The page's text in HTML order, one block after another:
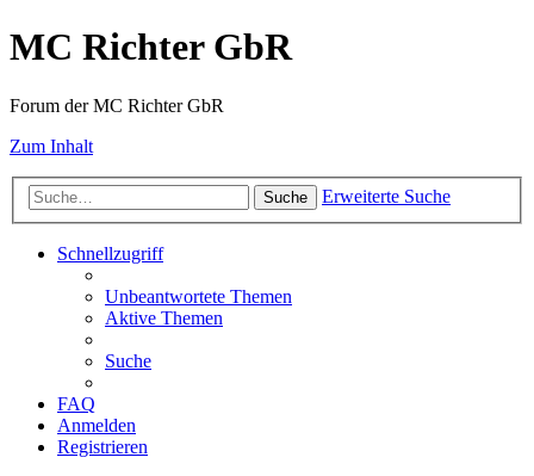
MC Richter GbR
Forum der MC Richter GbR
Zum Inhalt
Suche Erweiterte Suche
Schnellzugriff
Unbeantwortete Themen
Aktive Themen
Suche
FAQ
Anmelden
Registrieren